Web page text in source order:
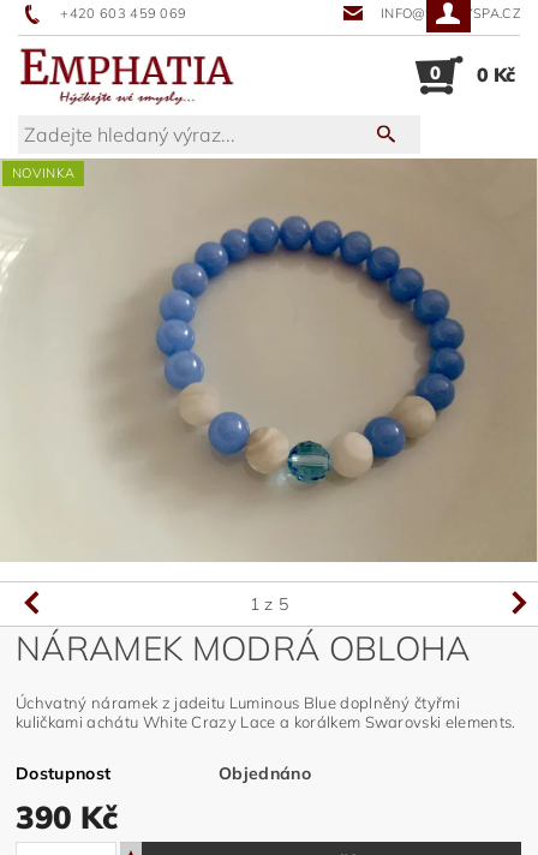
+420 603 459 069 INFO@SUNNYSPA.CZ
0 0 Kč
NOVINKA
1 z 5
NÁRAMEK MODRÁ OBLOHA
Úchvatný náramek z jadeitu Luminous Blue doplněný čtyřmi
kuličkami achátu White Crazy Lace a korálkem Swarovski elements.
Dostupnost Objednáno
390 Kč